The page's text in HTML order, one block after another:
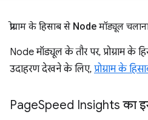
प्रोग्राम के हिसाब से Node मॉड्यूल
Node मॉड्यूल के तौर पर, प्रोग्राम के
उदाहरण देखने के लिए, प्रोग्राम के
PageSpeed Insights का